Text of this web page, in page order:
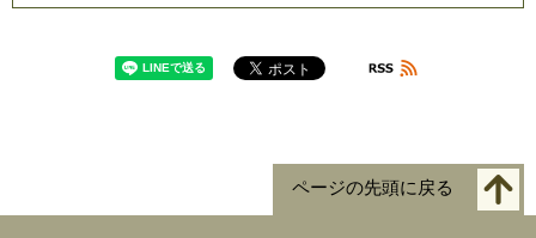
ページの先頭に戻る